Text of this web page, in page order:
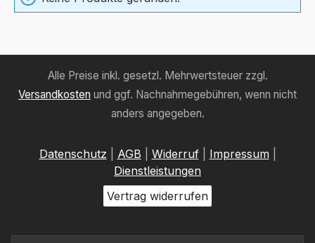
Alle Preise inkl. gesetzl. Mehrwertsteuer zzgl.
Versandkosten und ggf. Nachnahmegebühren, wenn nicht
anders angegeben.
Datenschutz AGB Widerruf| Impressum
Dienstleistungen
Vertrag widerrufen